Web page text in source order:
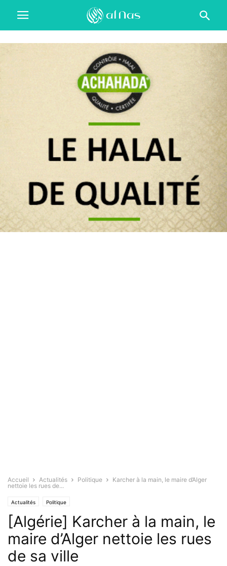
Accueil Actualités Politique
Karcher à la main, le maire d’Alger
nettoie les rues de...
Actualités Politique
[Algérie] Karcher à la main, le
maire d’Alger nettoie les rues
de sa ville